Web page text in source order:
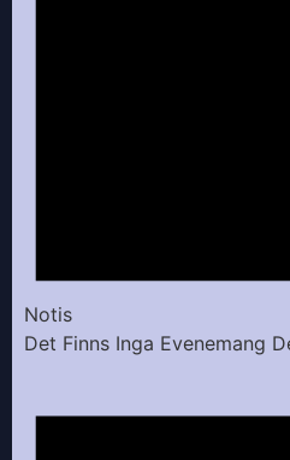
Notis
Det Finns Inga Evenemang